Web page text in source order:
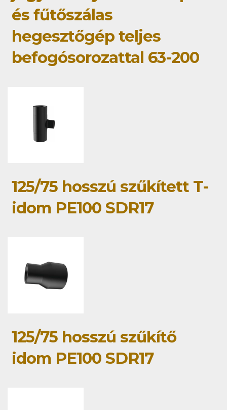
és fűtőszálas
hegesztőgép teljes
befogósorozattal 63-200
125/75 hosszú szűkített T-
idom PE100 SDR17
125/75 hosszú szűkítő
idom PE100 SDR17